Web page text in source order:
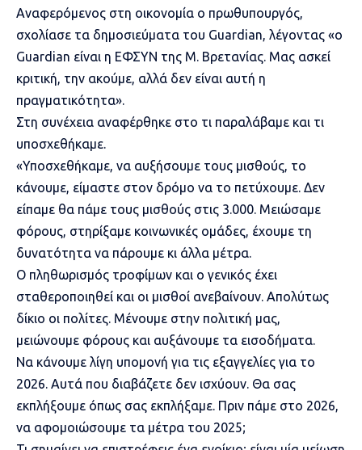
Αναφερόμενος στη οικονομία ο πρωθυπουργός,
σχολίασε τα δημοσιεύματα του Guardian, λέγοντας «ο
Guardian είναι η ΕΦΣΥΝ της Μ. Βρετανίας. Μας ασκεί
κριτική, την ακούμε, αλλά δεν είναι αυτή η
πραγματικότητα».
Στη συνέχεια αναφέρθηκε στο τι παραλάβαμε και τι
υποσχεθήκαμε.
«Υποσχεθήκαμε, να αυξήσουμε τους μισθούς, το
κάνουμε, είμαστε στον δρόμο να το πετύχουμε. Δεν
είπαμε θα πάμε τους μισθούς στις 3.000. Μειώσαμε
φόρους, στηρίξαμε κοινωνικές ομάδες, έχουμε τη
δυνατότητα να πάρουμε κι άλλα μέτρα.
Ο πληθωρισμός τροφίμων και ο γενικός έχει
σταθεροποιηθεί και οι μισθοί ανεβαίνουν. Απολύτως
δίκιο οι πολίτες. Μένουμε στην πολιτική μας,
μειώνουμε φόρους και αυξάνουμε τα εισοδήματα.
Να κάνουμε λίγη υπομονή για τις εξαγγελίες για το
2026. Αυτά που διαβάζετε δεν ισχύουν. Θα σας
εκπλήξουμε όπως σας εκπλήξαμε. Πριν πάμε στο 2026,
να αφομοιώσουμε τα μέτρα του 2025;